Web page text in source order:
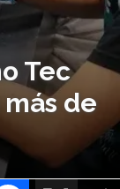
Tec
de
X
Facebook